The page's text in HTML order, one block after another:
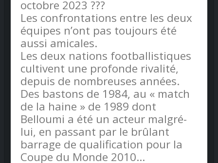
octobre 2023 ???
Les confrontations entre les deux
équipes n’ont pas toujours été
aussi amicales.
Les deux nations footballistiques
cultivent une profonde rivalité,
depuis de nombreuses années.
Des bastons de 1984, au « match
de la haine » de 1989 dont
Belloumi a été un acteur malgré-
lui, en passant par le brûlant
barrage de qualification pour la
Coupe du Monde 2010…